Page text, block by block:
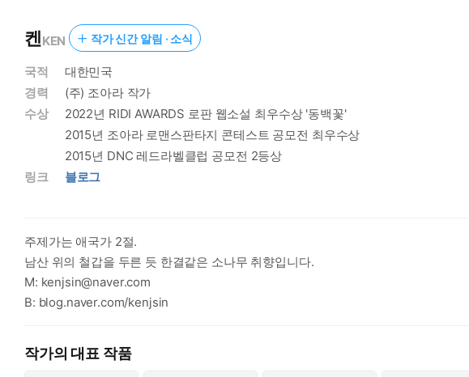
켄KEN 작가 신간 알림 · 소식
국적
대한민국
경력
(주) 조아라 작가
수상
2022년 RIDI AWARDS 로판 웹소설 최우수상 '동백꽃'
2015년 조아라 로맨스판타지 콘테스트 공모전 최우수상
2015년 DNC 레드라벨클럽 공모전 2등상
링크
블로그
주제가는 애국가 2절.
남산 위의 철갑을 두른 듯 한결같은 소나무 취향입니다.
M: kenjsin@naver.com
B: blog.naver.com/kenjsin
작가의 대표 작품